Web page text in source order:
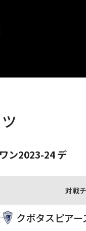
ン2023-24 デ
対戦
クボタスピア